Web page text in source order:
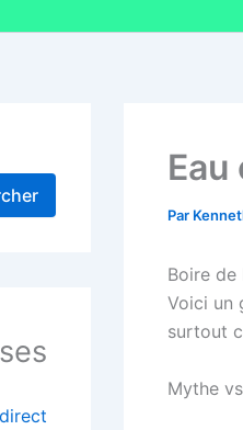
Par
Boire de
Voici un
surtout
Mythe